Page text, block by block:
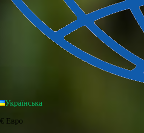
Українська
€ Евро